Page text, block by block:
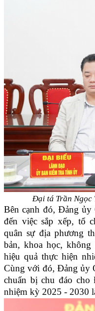
Đại tá Trần Ngọc
Bên cạnh đó, Đảng ủy
đến việc sắp xếp, tổ
quân sự địa phương
bản, khoa học,
hiệu quả thực hiện
Cùng với đó, Đảng ủy
chuẩn bị chu đáo
nhiệm kỳ 2025 - 2030